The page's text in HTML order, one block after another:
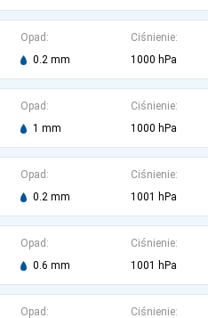
Opad:
0.2 mm
Ciśnienie:
1000 hPa
Opad:
1 mm
Ciśnienie:
1000 hPa
Opad:
0.2 mm
Ciśnienie:
1001 hPa
Opad:
0.6 mm
Ciśnienie:
1001 hPa
Opad:
Ciśnienie: